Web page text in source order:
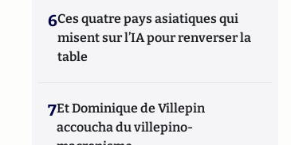
6Ces quatre pays asiatiques qui
misent sur l’IA pour renverser la
table
7Et Dominique de Villepin
accoucha du villepino-